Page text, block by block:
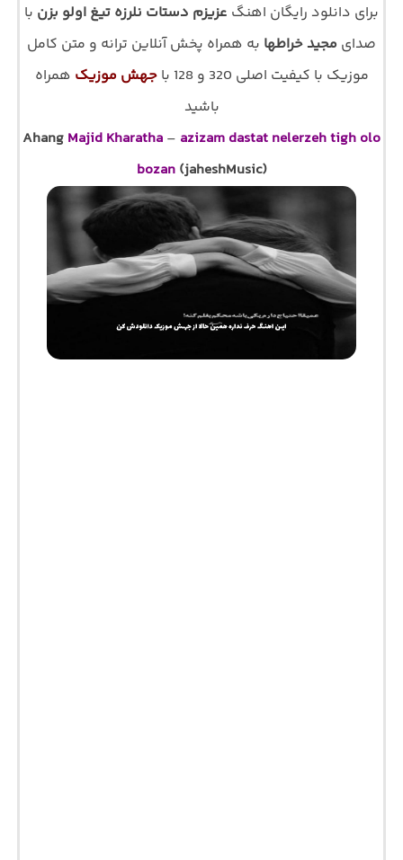
برای دانلود رایگان اهنگ عزیزم دستات نلرزه تیغ اولو بزن با
صدای مجید خراطها به همراه پخش آنلاین ترانه و متن کامل
موزیک با کیفیت اصلی 320 و 128 با
جهش موزیک همراه
باشید
Ahang Majid Kharatha – azizam dastat nelerzeh tigh olo
bozan(jaheshMusic)